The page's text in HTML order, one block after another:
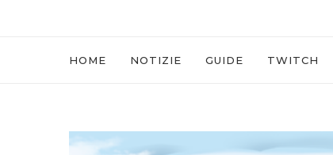
HOME NOTIZIE GUIDE TWITCH